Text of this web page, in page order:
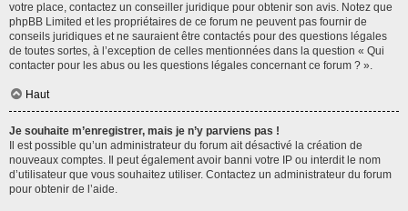
votre place, contactez un conseiller juridique pour obtenir son avis. Notez que
phpBB Limited et les propriétaires de ce forum ne peuvent pas fournir de
conseils juridiques et ne sauraient être contactés pour des questions légales
de toutes sortes, à l’exception de celles mentionnées dans la question « Qui
contacter pour les abus ou les questions légales concernant ce forum ? ».
Haut
Je souhaite m’enregistrer, mais je n’y parviens pas !
Il est possible qu’un administrateur du forum ait désactivé la création de
nouveaux comptes. Il peut également avoir banni votre IP ou interdit le nom
d’utilisateur que vous souhaitez utiliser. Contactez un administrateur du forum
pour obtenir de l’aide.